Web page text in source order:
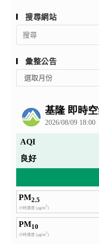
搜尋網站
Search
for:
彙整公告
整
選取月份